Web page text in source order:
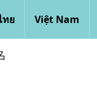
ทย Việt Nam